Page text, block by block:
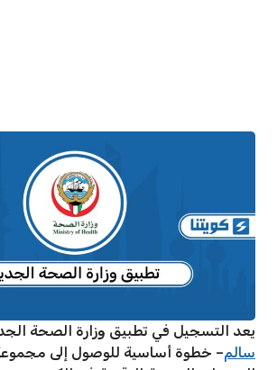
يعد التسجيل في تطبيق وزارة الصحة
سالم– خطوة أساسية للوصول إلى